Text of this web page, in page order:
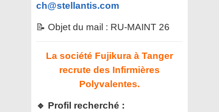
ch@stellantis.com
📝 Objet du mail : RU-MAINT 26
La société Fujikura à Tanger
recrute des Infirmières
Polyvalentes.
🔹 Profil recherché :